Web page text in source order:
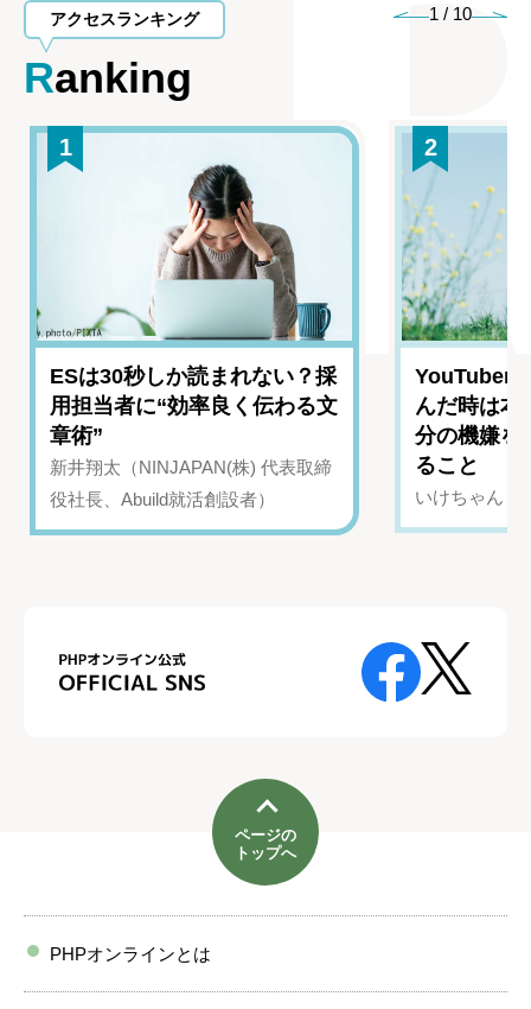
アクセスランキング
Ranking
1 / 10
1
ESは30秒しか読まれない？採
用担当者に“効率良く伝わる文
章術”
新井翔太（NINJAPAN(株) 代表取締
役社長、Abuild就活創設者）
2
YouTuber
んだ時は
分の機嫌を
ること
いけちゃん（
ページの
トップへ
PHPオンラインとは